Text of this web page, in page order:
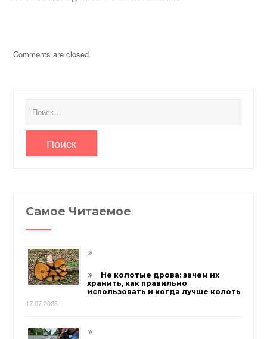
Comments are closed.
Самое Читаемое
Не колотые дрова: зачем их
хранить, как правильно
использовать и когда лучше колоть
17.07.2026